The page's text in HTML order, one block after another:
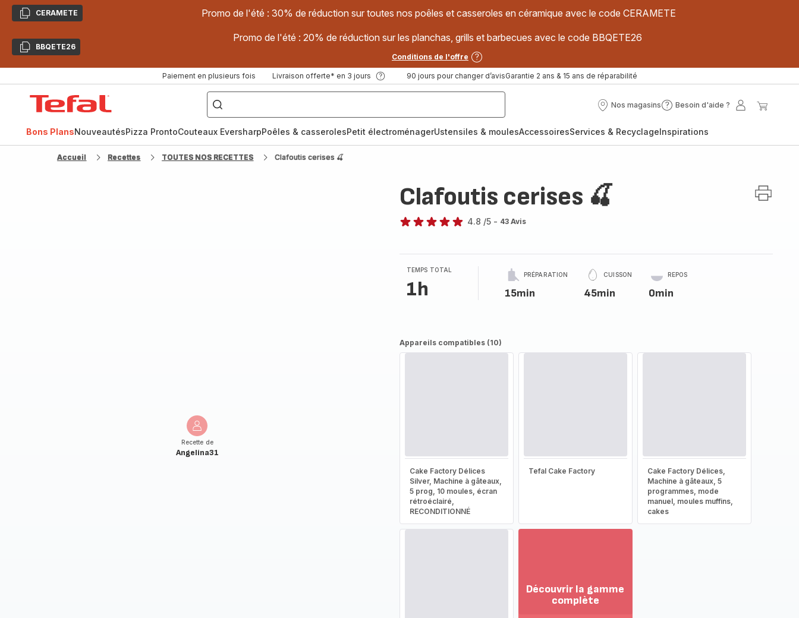
CopierCERAMETE Promo de l'été : 30% de réduction sur toutes nos poêles et casseroles en céramique avec le code CERAMETE
CopierBBQETE26
Promo de l'été : 20% de réduction sur les planchas, grills et barbecues avec le code BBQETE26
Conditions de l'offre
Paiement en plusieurs fois Livraison offerte* en 3 jours 90 jours pour changer d’avisGarantie 2 ans & 15 ans de réparabilité
["Poêles
inox,
Cake
Factory,
Nos magasins
Nos
Besoin d'aide ?
Besoin
?
Mon
Bons PlansNouveautésPizza ProntoCouteaux EversharpPoêles & casserolesPetit électroménagerUstensiles & moulesAccessoiresServices & RecyclageInspirations
Accueil Recettes TOUTES NOS RECETTES Clafoutis cerises 🍒
Recette de
Angelina31
Clafoutis cerises 🍒
4.8 /5 - 43 Avis
TEMPS TOTAL
1h
PRÉPARATION
15min
CUISSON
45min
REPOS
0min
Appareils compatibles (10)
Cake Factory Délices
Silver, Machine à gâteaux,
5 prog, 10 moules, écran
rétroéclairé,
RECONDITIONNÉ
Tefal Cake Factory
Cake Factory Délices,
Machine à gâteaux, 5
programmes, mode
manuel, moules muffins,
cakes
Découvrir la gamme
complète